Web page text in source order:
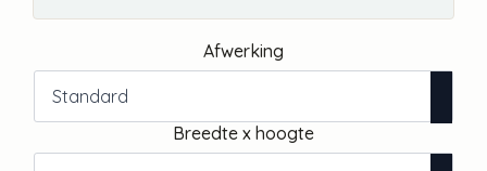
Afwerking
Breedte x hoogte